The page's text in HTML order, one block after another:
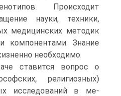
Происходит
науки, техники,
медицинских методик
компонентами. Знание
необходи­мо.
ставится вопрос о
религиозных)
исследований в ме­